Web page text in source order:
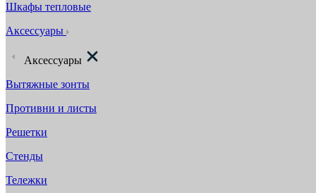
Шкафы тепловые
Аксессуары
Аксессуары
Вытяжные зонты
Противни и листы
Решетки
Стенды
Тележки